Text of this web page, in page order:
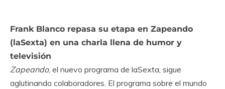
Frank Blanco repasa su etapa en Zapeando
(laSexta) en una charla llena de humor y
televisión
Zapeando, el nuevo programa de laSexta, sigue
aglutinando colaboradores. El programa sobre el mundo